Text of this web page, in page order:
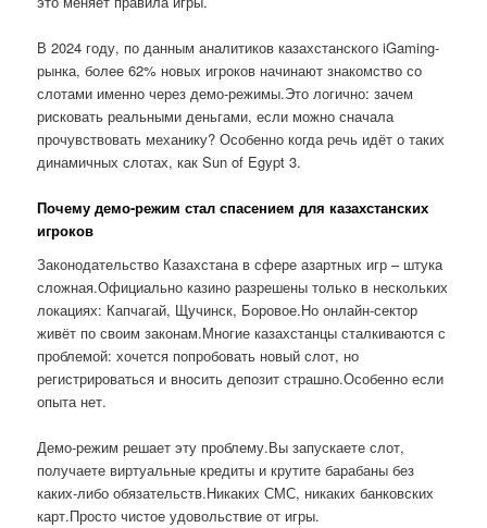
В 2024 году, по данным аналитиков казахстанского iGaming-
рынка, более 62% новых игроков начинают знакомство со
слотами именно через демо-режимы.Это логично: зачем
рисковать реальными деньгами, если можно сначала
прочувствовать механику? Особенно когда речь идёт о таких
динамичных слотах, как Sun of Egypt 3.
Почему демо-режим стал спасением для казахстанских
игроков
Законодательство Казахстана в сфере азартных игр – штука
сложная.Официально казино разрешены только в нескольких
локациях: Капчагай, Щучинск, Боровое.Но онлайн-сектор
живёт по своим законам.Многие казахстанцы сталкиваются с
проблемой: хочется попробовать новый слот, но
регистрироваться и вносить депозит страшно.Особенно если
опыта нет.
Демо-режим решает эту проблему.Вы запускаете слот,
получаете виртуальные кредиты и крутите барабаны без
каких-либо обязательств.Никаких СМС, никаких банковских
карт.Просто чистое удовольствие от игры.